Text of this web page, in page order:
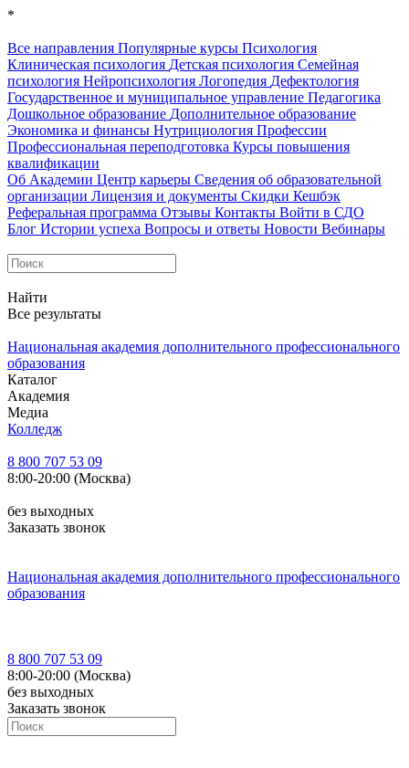
*
Все направления Популярные курсы Психология
Клиническая психология Детская психология Семейная
психология Нейропсихология Логопедия Дефектология
Государственное и муниципальное управление Педагогика
Дошкольное образование Дополнительное образование
Экономика и финансы Нутрициология Профессии
Профессиональная переподготовка Курсы повышения
квалификации
Об Академии Центр карьеры Сведения об образовательной
организации Лицензия и документы Скидки Кешбэк
Реферальная программа Отзывы Контакты Войти в СДО
Блог Истории успеха Вопросы и ответы Новости Вебинары
Найти
Все результаты
Национальная академия дополнительного профессионального
образования
Каталог
Академия
Медиа
Колледж
8 800 707 53 09
8:00-20:00 (Москва)
без выходных
Заказать звонок
Национальная академия дополнительного профессионального
образования
8 800 707 53 09
8:00-20:00 (Москва)
без выходных
Заказать звонок